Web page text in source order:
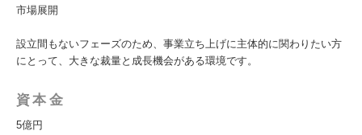
市場展開
設立間もないフェーズのため、事業立ち上げに主体的に関わりたい方
にとって、大きな裁量と成長機会がある環境です。
資本金
5億円